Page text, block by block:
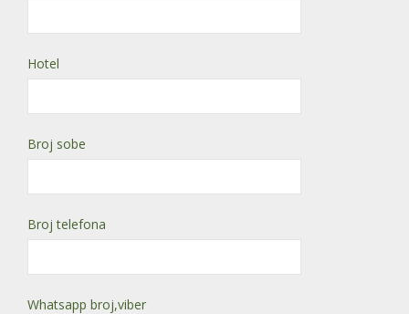
Hotel
Broj sobe
Broj telefona
Whatsapp broj,viber